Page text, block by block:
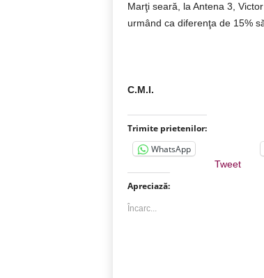
Marţi seară, la Antena 3,
urmând ca diferenţa de 15%
C.M.I.
Trimite prietenilor:
WhatsApp
Tweet
Apreciază:
Încarc...